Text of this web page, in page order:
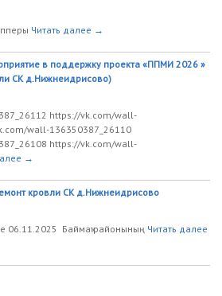
Читать далее →
в поддержку проекта «ППМИ 2026 »
СК д.Нижнеидрисово)
https://vk.com/wall-
wall-136350387_26110
https://vk.com/wall-
→
кровли СК д.Нижнеидрисово
06.11.2025 Баймаҡ районының Читать далее